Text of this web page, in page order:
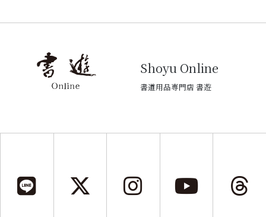
Shoyu Online
書道用品専門店 書遊